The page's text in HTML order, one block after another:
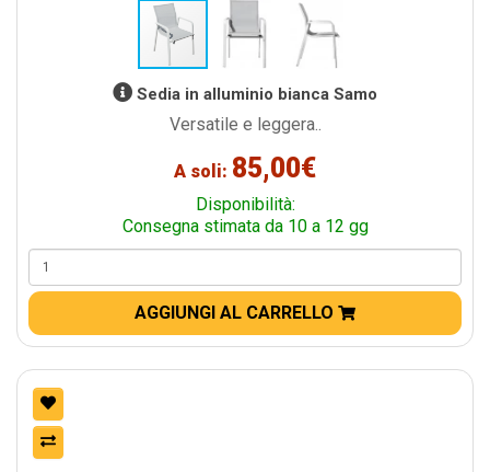
Sedia in alluminio bianca Samo
Versatile e leggera..
A soli: 85,00€
Disponibilità:
Consegna stimata da 10 a 12 gg
AGGIUNGI AL CARRELLO